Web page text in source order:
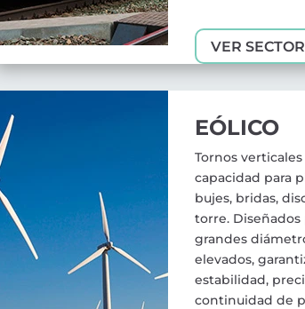
VER SECTOR
EÓLICO
Tornos
capacidad para
bujes, bridas,
torre. Diseñados
grandes
elevados,
estabilidad,
continuidad de